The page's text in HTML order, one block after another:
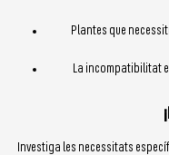
Plantes que
La incompatibilitat
Investiga les necessitats